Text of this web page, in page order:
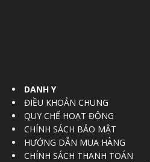
DANH Y
ĐIỀU KHOẢN CHUNG
QUY CHẾ HOẠT ĐỘNG
CHÍNH SÁCH BẢO MẬT
HƯỚNG DẪN MUA HÀNG
CHÍNH SÁCH THANH TOÁN